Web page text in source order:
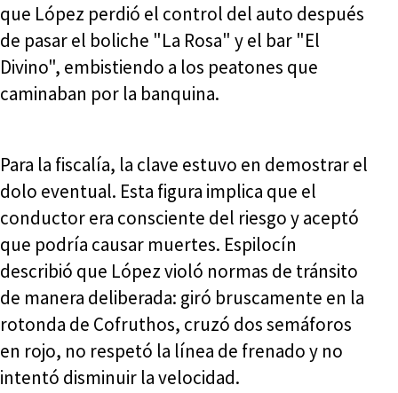
que López perdió el control del auto después
de pasar el boliche "La Rosa" y el bar "El
Divino", embistiendo a los peatones que
caminaban por la banquina.
Para la fiscalía, la clave estuvo en demostrar el
dolo eventual. Esta figura implica que el
conductor era consciente del riesgo y aceptó
que podría causar muertes. Espilocín
describió que López violó normas de tránsito
de manera deliberada: giró bruscamente en la
rotonda de Cofruthos, cruzó dos semáforos
en rojo, no respetó la línea de frenado y no
intentó disminuir la velocidad.